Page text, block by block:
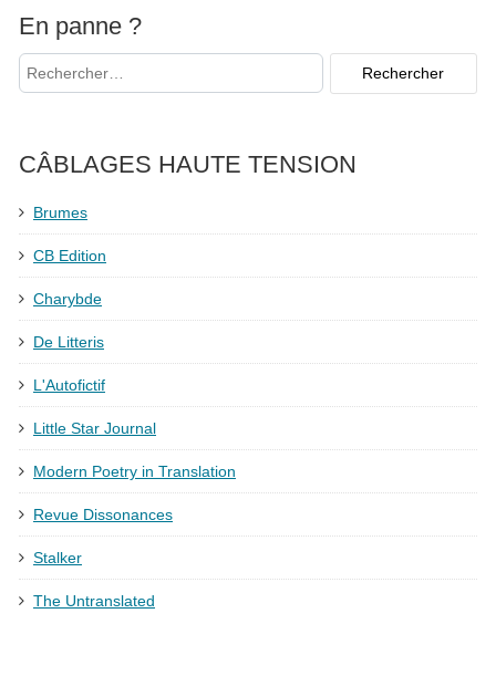
En panne ?
CÂBLAGES HAUTE TENSION
Brumes
CB Edition
Charybde
De Litteris
L'Autofictif
Little Star Journal
Modern Poetry in Translation
Revue Dissonances
Stalker
The Untranslated